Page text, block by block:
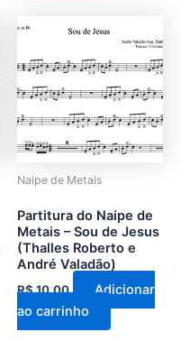
Naipe de Metais
Partitura do Naipe de
Metais – Sou de Jesus
(Thalles Roberto e
André Valadão)
R$10,00
Adicionar
ao carrinho